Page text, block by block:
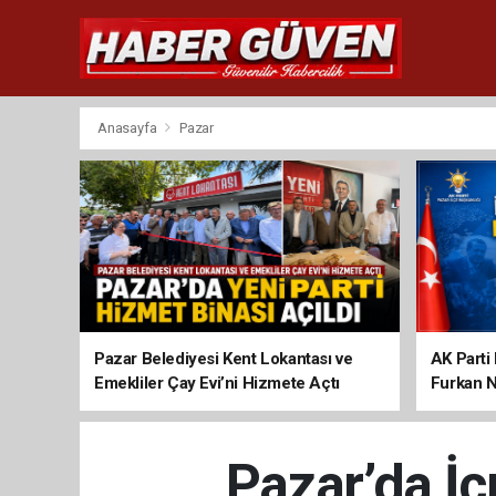
Anasayfa Pazar
Pazar Belediyesi Kent Lokantası ve
Emekliler Çay Evi’ni Hizmete Açtı
AK Parti
Furkan